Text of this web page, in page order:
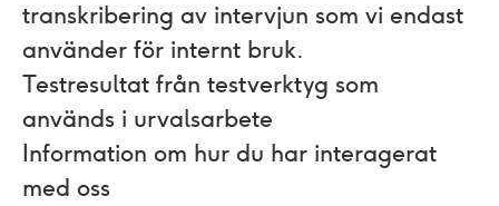
transkribering av intervjun som vi endast
använder för internt bruk.
Testresultat från testverktyg som
används i urvalsarbete
Information om hur du har interagerat
med oss